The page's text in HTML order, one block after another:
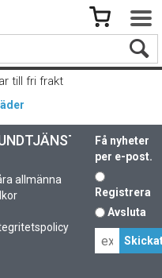
till fri frakt
allmänna
Få nyheter
per e-post.
Registrera
Avsluta